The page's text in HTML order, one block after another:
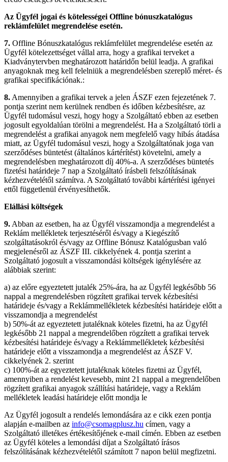
Az Ügyfél jogai és kötelességei Offline bónuszkatalógus
reklámfelület megrendelése esetén.
7. Offline Bónuszkatalógus reklámfelület megrendelése esetén az
Ügyfél kötelezettséget vállal arra, hogy a grafikai terveket a
Kiadványtervben meghatározott határidőn belül leadja. A grafikai
anyagoknak meg kell felelniük a megrendelésben szereplő méret- és
grafikai specifikációnak.:
8. Amennyiben a grafikai tervek a jelen ÁSZF ezen fejezetének 7.
pontja szerint nem kerülnek rendben és időben kézbesítésre, az
Ügyfél tudomásul veszi, hogy hogy a Szolgáltató ebben az esetben
jogosult egyoldalúan törölni a megrendelést. Ha a Szolgáltató törli a
megrendelést a grafikai anyagok nem megfelelő vagy hibás átadása
miatt, az Ügyfél tudomásul veszi, hogy a Szolgáltatónak joga van
szerződéses büntetést (általános kártérítést) követelni, amely a
megrendelésben meghatározott díj 40%-a. A szerződéses büntetés
fizetési határideje 7 nap a Szolgáltató írásbeli felszólításának
kézhezvételétől számítva. A Szolgáltató további kártérítési igényei
ettől függetlenül érvényesíthetők.
Elállási költségek
9. Abban az esetben, ha az Ügyfél visszamondja a megrendelést a
Reklám mellékletek terjesztéséről és/vagy a Kiegészítő
szolgáltatásokról és/vagy az Offline Bónusz Katalógusban való
megjelenésről az ÁSZF III. cikkelyének 4. pontja szerint a
Szolgáltató jogosult a visszamondási költségek igénylésére az
alábbiak szerint:
a) az előre egyeztetett jutalék 25%-ára, ha az Ügyfél legkésőbb 56
nappal a megrendelésben rögzített grafikai tervek kézbesítési
határideje és/vagy a Reklámmellékletek kézbesítési határideje előtt a
visszamondja a megrendelést
b) 50%-át az egyeztetett jutaléknak köteles fizetni, ha az Ügyfél
legkésőbb 21 nappal a megrendelőben rögzített a grafikai tervek
kézbesítési határideje és/vagy a Reklámmellékletek kézbesítési
határideje előtt a visszamondja a megrendelést az ÁSZF V.
cikkelyének 2. szerint
c) 100%-át az egyeztetett jutaléknak köteles fizetni az Ügyfél,
amennyiben a rendelést kevesebb, mint 21 nappal a megrendelőben
rögzített grafikai anyagok szállítási határideje, vagy a Reklám
mellékletek leadási határideje előtt mondja le
Az Ügyfél jogosult a rendelés lemondására az e cikk ezen pontja
alapján e-mailben az info@csomagplusz.hu címen, vagy a
Szolgáltató illetékes értékesítőjének e-mail címén. Ebben az esetben
az Ügyfél köteles a lemondási díjat a Szolgáltató írásos
felszólításának kézhezvételétől számított 7 napon belül megfizetni.